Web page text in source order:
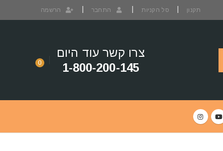
תקנון סל הקניות התחבר הרשמה
צרו קשר עוד היום
1-800-200-145
0